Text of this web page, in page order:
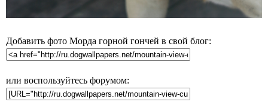
Добавить фото Морда горной гончей в свой блог:
или воспользуйтесь форумом: